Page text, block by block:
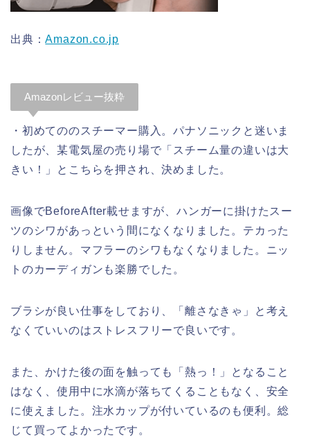
出典：Amazon.co.jp
Amazonレビュー抜粋
・初めてののスチーマー購入。パナソニックと迷いま
したが、某電気屋の売り場で「スチーム量の違いは大
きい！」とこちらを押され、決めました。
画像でBeforeAfter載せますが、ハンガーに掛けたスー
ツのシワがあっという間になくなりました。テカった
りしません。マフラーのシワもなくなりました。ニッ
トのカーディガンも楽勝でした。
ブラシが良い仕事をしており、「離さなきゃ」と考え
なくていいのはストレスフリーで良いです。
また、かけた後の面を触っても「熱っ！」となること
はなく、使用中に水滴が落ちてくることもなく、安全
に使えました。注水カップが付いているのも便利。総
じて買ってよかったです。